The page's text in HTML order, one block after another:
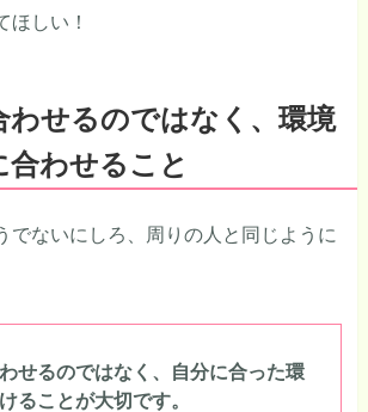
ほしい！
わせるのではなく、環境
合わせること
でないにしろ、周りの人と同じように
せるのではなく、自分に合った環
ることが大切です。